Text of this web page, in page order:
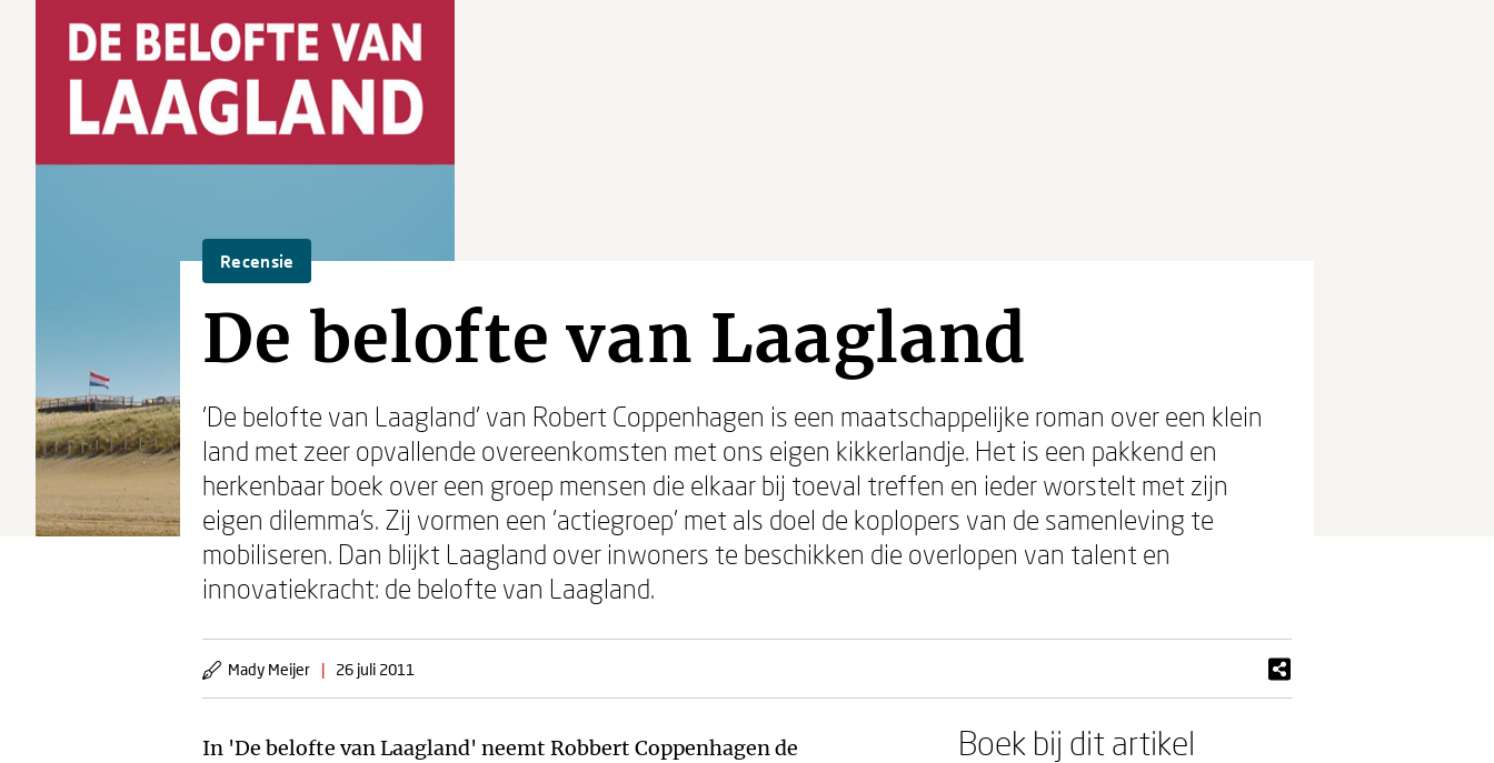
Recensie
De belofte van Laagland
'De belofte van Laagland' van Robert Coppenhagen is een maatschappelijke roman over een klein
land met zeer opvallende overeenkomsten met ons eigen kikkerlandje. Het is een pakkend en
herkenbaar boek over een groep mensen die elkaar bij toeval treffen en ieder worstelt met zijn
eigen dilemma's. Zij vormen een 'actiegroep' met als doel de koplopers van de samenleving te
mobiliseren. Dan blijkt Laagland over inwoners te beschikken die overlopen van talent en
innovatiekracht: de belofte van Laagland.
Mady Meijer | 26 juli 2011
In 'De belofte van Laagland' neemt Robbert Coppenhagen de
Boek bij dit artikel